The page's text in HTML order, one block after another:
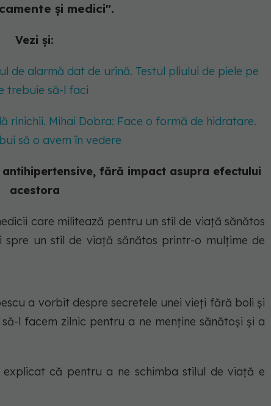
și medici".
Vezi și:
de alarmă dat de urină. Testul pliului de piele pe
trebuie să-l faci
rinichii. Mihai Dobra: Face o formă de hidratare.
să o avem în vedere
fără impact asupra efectului
acestora
care militează pentru un stil de viață sănătos
un stil de viață sănătos printr-o mulțime de
a vorbit despre secretele unei vieți fără boli și
l facem zilnic pentru a ne menține sănătoși și a
că pentru a ne schimba stilul de viață e